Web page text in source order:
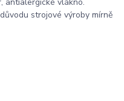
antialergické vlákno.
strojové výroby mírně